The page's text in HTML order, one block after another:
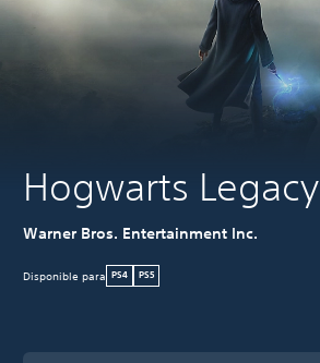
Hogwarts Legacy
Warner Bros. Entertainment Inc.
Disponible para PS4 PS5